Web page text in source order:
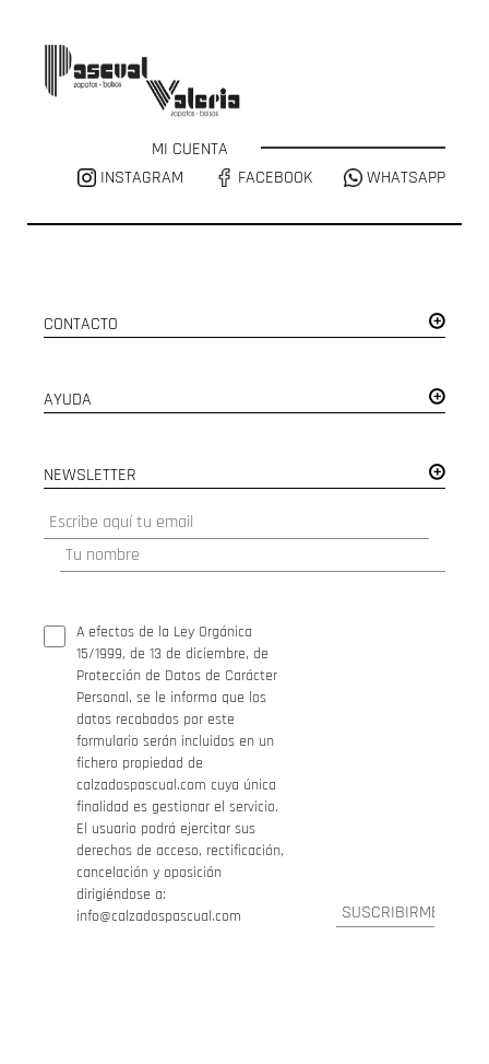
MI CUENTA
INSTAGRAM
FACEBOOK WHATSAPP
CONTACTO
AYUDA
NEWSLETTER
A efectos de la Ley Orgánica
15/1999, de 13 de diciembre, de
Protección de Datos de Carácter
Personal, se le informa que los
datos recabados por este
formulario serán incluidos en un
fichero propiedad de
calzadospascual.com cuya única
finalidad es gestionar el servicio.
El usuario podrá ejercitar sus
derechos de acceso, rectificación,
cancelación y oposición
dirigiéndose a:
info@calzadospascual.com